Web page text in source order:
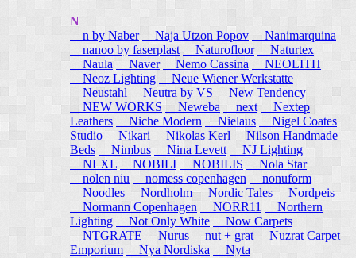
N
n by Naber
Naja Utzon Popov
Nanimarquina
nanoo by faserplast
Naturofloor
Naturtex
Naula
Naver Nemo Cassina
NEOLITH
Neoz Lighting
Neue Wiener Werkstatte
Neustahl
Neutra by VS
New Tendency
NEW WORKS
Neweba next
Nextep
Leathers
Niche Modern Nielaus
Nigel Coates
Studio
Nikari Nikolas Kerl
Nilson Handmade
Beds
Nimbus Nina Levett
NJ Lighting
NLXL
NOBILI NOBILIS
Nola Star
nolen niu
nomess copenhagen
nonuform
Noodles
Nordholm Nordic Tales
Nordpeis
Normann Copenhagen
NORR11
Northern
Lighting
Not Only White
Now Carpets
NTGRATE
Nurus nut + grat
Nuzrat Carpet
Emporium
Nya Nordiska Nyta